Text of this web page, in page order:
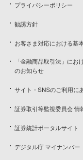
プライバシーポリシー
勧誘方針
お客さま対応における基
「金融商品取引法」に
のお知らせ
サイト・SNSのご利用に
証券取引等監視委員会 情
証券統計ポータルサイト
デジタル庁 マイナンバー